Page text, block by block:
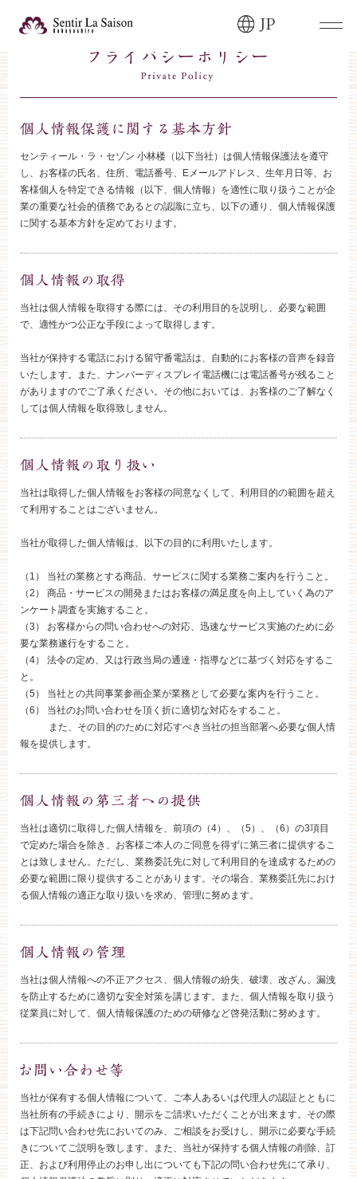
JP
ブライダルフェア・ 見学ご希望のお客様
0120-166-088
平日12:00〜20:00 土日祝 9:00〜20:00
ご成約済み・ご列席のお客様
その他のお問い合わせ
0258-66-3155
11:00～19:00（火、水曜定休）
ブライダルフェア
小林楼の結婚式
おもてなし
お約束 フォトギャラリー
レストラン＆パーティー
特集
最新情報
センティール・ラ・セゾン 小林楼（以下当社）は個人情報保護法を遵守
し、お客様の氏名、住所、電話番号、Eメールアドレス、生年月日等、お
客様個人を特定できる情報（以下、個人情報）を適性に取り扱うことが企
業の重要な社会的債務であるとの認識に立ち、以下の通り、個人情報保護
に関する基本方針を定めております。
当社は個人情報を取得する際には、その利用目的を説明し、必要な範囲
で、適性かつ公正な手段によって取得します。
当社が保持する電話における留守番電話は、自動的にお客様の音声を録音
いたします。また、ナンバーディスプレイ電話機には電話番号が残ること
がありますのでご了承ください。その他においては、お客様のご了解なく
しては個人情報を取得致しません。
当社は取得した個人情報をお客様の同意なくして、利用目的の範囲を超え
て利用することはございません。
当社が取得した個人情報は、以下の目的に利用いたします。
（1） 当社の業務とする商品、サービスに関する業務ご案内を行うこと。
（2） 商品・サービスの開発またはお客様の満足度を向上していく為のア
ンケート調査を実施すること。
（3） お客様からの問い合わせへの対応、迅速なサービス実施のために必
要な業務遂行をすること。
（4） 法令の定め、又は行政当局の通達・指導などに基づく対応をするこ
と。
（5） 当社との共同事業参画企業が業務として必要な案内を行うこと。
（6） 当社のお問い合わせを頂く折に適切な対応をすること。
また、その目的のために対応すべき当社の担当部署へ必要な個人情
報を提供します。
当社は適切に取得した個人情報を、前項の（4）、（5）、（6）の3項目
で定めた場合を除き、お客様ご本人のご同意を得ずに第三者に提供するこ
とは致しません。ただし、業務委託先に対して利用目的を達成するための
必要な範囲に限り提供することがあります。その場合、業務委託先におけ
る個人情報の適正な取り扱いを求め、管理に努めます。
当社は個人情報への不正アクセス、個人情報の紛失、破壊、改ざん、漏洩
を防止するために適切な安全対策を講じます。また、個人情報を取り扱う
従業員に対して、個人情報保護のための研修など啓発活動に努めます。
当社が保有する個人情報について、ご本人あるいは代理人の認証とともに
当社所有の手続きにより、開示をご請求いただくことが出来ます。その際
は下記問い合わせ先においてのみ、ご相談をお受けし、開示に必要な手続
きについてご説明を致します。また、当社が保持する個人情報の削除、訂
正、および利用停止のお申し出についても下記の問い合わせ先にて承り、
ブライダルフェア・見学ご希望のお客様
0120-166-088
平日 12：00〜20：00 土日祝 9：00〜20：00
ご成約済み・ご列席のお客様
その他のお問い合わせ
0258-66-3155
WEBからのお問い合わせ